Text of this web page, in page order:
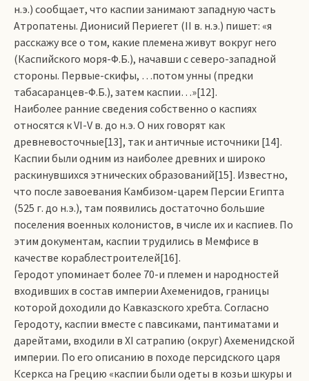
н.э.) сообщает, что каспии занимают западную часть
Атропатены. Дионисий Периегет (II в. н.э.) пишет: «я
расскажу все о том, какие племена живут вокруг него
(Каспийского моря-Ф.Б.), начавши с северо-западной
стороны. Первые-ски­фы, …потом унны (предки
табасаранцев-Ф.Б.), затем каспии…»[12].
Наиболее ранние сведения собственно о каспиях
относятся к VI-V в. до н.э. О них говорят как
древневосточные[13], так и античные источники [14].
Каспии были одним из наиболее древних и широко
раскинувшихся этнических образований[15]. Известно,
что после завоевания Камбизом-царем Персии Египта
(525 г. до н.э.), там появились достаточно большие
поселения военных колонистов, в числе их и каспиев. По
этим документам, каспии трудились в Мемфисе в
качестве кораблестроителей[16].
Геродот упоминает более 70-и племен и народностей
входивших в состав империи Ахеменидов, границы
которой доходили до Кавказского хребта. Согласно
Геродоту, каспии вместе с павсиками, пантиматами и
дарейтами, входили в XI сатрапию (округ) Ахеменидской
империи. По его описанию в походе персидского царя
Ксеркса на Грецию «каспии были одеты в козьи шкуры и